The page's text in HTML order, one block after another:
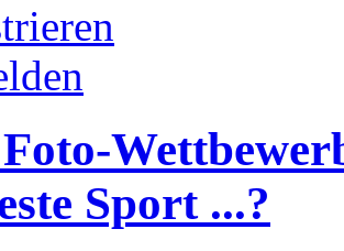
Sport ...?